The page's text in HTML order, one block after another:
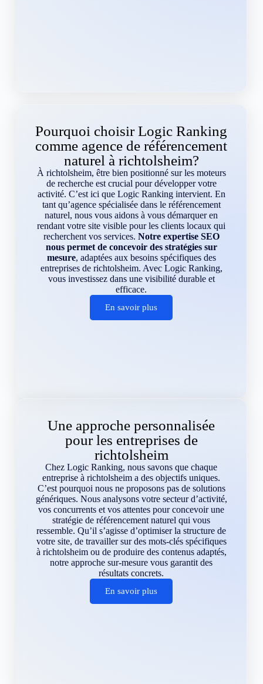
Pourquoi choisir Logic Ranking
comme agence de référencement
naturel à richtolsheim?
À richtolsheim, être bien positionné sur les moteurs
de recherche est crucial pour développer votre
activité. C’est ici que Logic Ranking intervient. En
tant qu’agence spécialisée dans le référencement
naturel, nous vous aidons à vous démarquer en
rendant votre site visible pour les clients locaux qui
recherchent vos services. Notre expertise SEO
nous permet de concevoir des stratégies sur
mesure, adaptées aux besoins spécifiques des
entreprises de richtolsheim. Avec Logic Ranking,
vous investissez dans une visibilité durable et
efficace.
En savoir plus
Une approche personnalisée
pour les entreprises de
richtolsheim
Chez Logic Ranking, nous savons que chaque
entreprise à richtolsheim a des objectifs uniques.
C’est pourquoi nous ne proposons pas de solutions
génériques. Nous analysons votre secteur d’activité,
vos concurrents et vos attentes pour concevoir une
stratégie de référencement naturel qui vous
ressemble. Qu’il s’agisse d’optimiser la structure de
votre site, de travailler sur des mots-clés spécifiques
à richtolsheim ou de produire des contenus adaptés,
notre approche sur-mesure vous garantit des
résultats concrets.
En savoir plus